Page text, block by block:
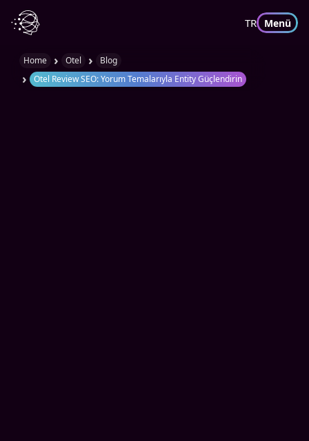
TR Menü
Home › Otel › Blog
› Otel Review SEO: Yorum Temalarıyla Entity Güçlendirin